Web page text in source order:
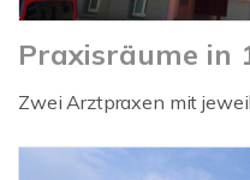
Praxisräume in
Zwei Arztpraxen mit